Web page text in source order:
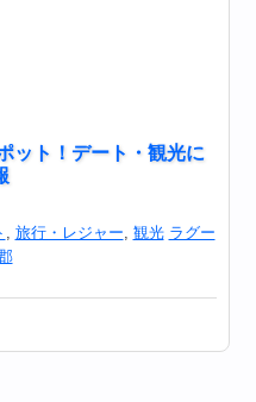
ット！デート・観光に
, 旅行・レジャー, 観光 ラグー